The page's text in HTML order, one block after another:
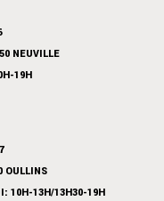
NEUVILLE
19H
OULLINS
10H-13H/13H30-19H